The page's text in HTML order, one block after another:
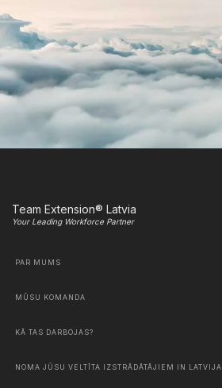
Team Extension® Latvia
Your Leading Workforce Partner
PAR MUMS
MŪSU KOMANDA
KĀ TAS DARBOJAS?
NOMA JŪSU VELTĪTA IZSTRĀDĀTĀJIEM IN LATVIJA